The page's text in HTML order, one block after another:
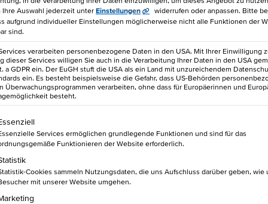
Hannes
Dozent bei der HKBiS
Ihre Auswahl jederzeit unter Einstellungen widerrufen oder anpassen. Bitte
aufgrund individueller Einstellungen möglicherweise nicht alle Funktionen der
sind.
verarbeiten personenbezogene Daten in den USA. Mit Ihrer Einwilligung
dieser Services willigen Sie auch in die Verarbeitung Ihrer Daten in den USA
a GDPR ein. Der EuGH stuft die USA als ein Land mit unzureichendem
ein. Es besteht beispielsweise die Gefahr, dass US-Behörden
Überwachungsprogrammen verarbeiten, ohne dass für Europäerinnen und
besteht.
eine Liste der Service-Gruppen, für die eine Einwilligung
Services ermöglichen grundlegende Funktionen und sind für das
Funktionieren der Website erforderlich.
Cookies sammeln Nutzungsdaten, die uns Aufschluss darüber geben, wie
mit unserer Website umgehen.